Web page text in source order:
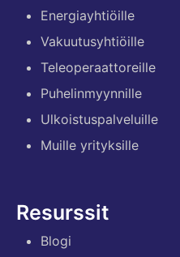
Energiayhtiöille
Vakuutusyhtiöille
Teleoperaattoreille
Puhelinmyynnille
Ulkoistuspalveluille
Muille yrityksille
Resurssit
Blogi